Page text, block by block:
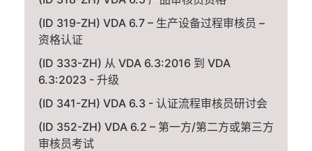
(ID 319-ZH) VDA 6.7 – 生产设备过程审核员 –
资格认证
(ID 333-ZH) 从 VDA 6.3:2016 到 VDA
6.3:2023 - 升级
(ID 341-ZH) VDA 6.3 - 认证流程审核员研讨会
(ID 352-ZH) VDA 6.2 – 第一方/第二方或第三方
审核员考试